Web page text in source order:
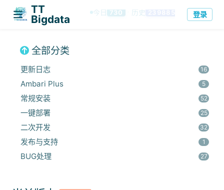
TT
Bigdata
今日 730 历史 239885 登录
全部分类
更新日志
16
Ambari Plus 5
常规安装 52
一键部署 25
二次开发 32
发布与支持 1
BUG处理 27